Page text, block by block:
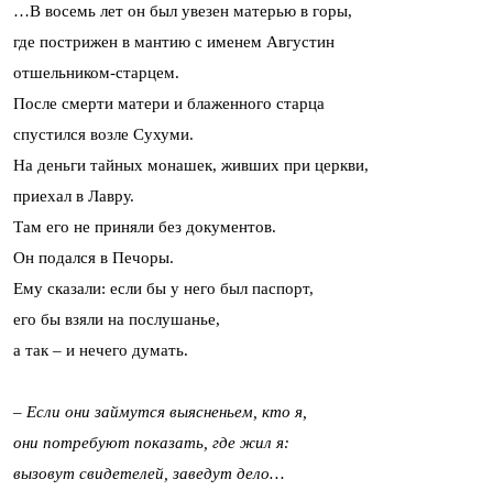
…В восемь лет он был увезен матерью в горы,
где пострижен в мантию с именем Августин
отшельником-старцем.
После смерти матери и блаженного старца
спустился возле Сухуми.
На деньги тайных монашек, живших при церкви,
приехал в Лавру.
Там его не приняли без документов.
Он подался в Печоры.
Ему сказали: если бы у него был паспорт,
его бы взяли на послушанье,
а так – и нечего думать.
– Если они займутся выясненьем, кто я,
они потребуют показать, где жил я:
вызовут свидетелей, заведут дело…